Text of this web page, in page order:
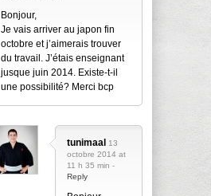
Bonjour,
Je vais arriver au japon fin
octobre et j’aimerais trouver
du travail. J’étais enseignant
jusque juin 2014. Existe-t-il
une possibilité? Merci bcp
tunimaal 13
octobre 2014 at
11 h 35 min -
Reply